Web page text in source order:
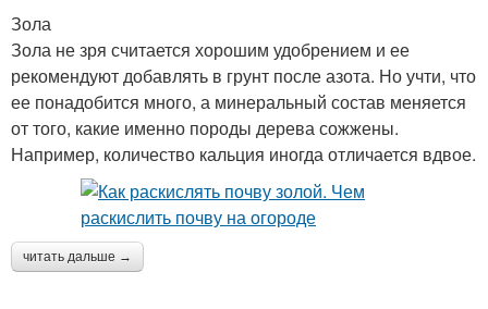
Зола
Зола не зря считается хорошим удобрением и ее
рекомендуют добавлять в грунт после азота. Но учти, что
ее понадобится много, а минеральный состав меняется
от того, какие именно породы дерева сожжены.
Например, количество кальция иногда отличается вдвое.
читать дальше →